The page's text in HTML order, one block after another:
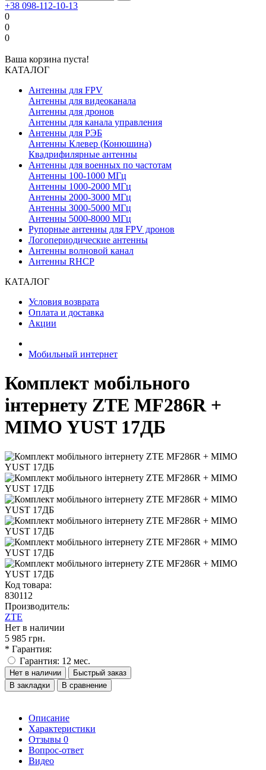
+38 098-112-10-13
0
0
0
Ваша корзина пуста!
КАТАЛОГ
Антенны для FPV
Антенны для видеоканала
Антенны для дронов
Антенны для канала управления
Антенны для РЭБ
Антенны Клевер (Конюшина)
Квадрифилярные антенны
Антенны для военных по частотам
Антенны 100-1000 МГц
Антенны 1000-2000 МГц
Антенны 2000-3000 МГц
Антенны 3000-5000 МГц
Антенны 5000-8000 МГц
Рупорные антенны для FPV дронов
Логопериодические антенны
Антенны волновой канал
Антенны RHCP
КАТАЛОГ
Условия возврата
Оплата и доставка
Акции
Мобильный интернет
Комплект мобільного
інтернету ZTE MF286R +
MIMO YUST 17ДБ
Код товара:
830112
Производитель:
ZTE
Нет в наличии
5 985 грн.
* Гарантия:
Гарантия: 12 мес.
Нет в наличии
Быстрый заказ
В закладки
В сравнение
Описание
Характеристики
Отзывы 0
Вопрос-ответ
Видео